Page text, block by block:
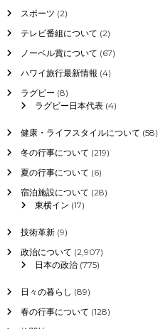
スポーツ (2)
テレビ番組について (2)
ノーベル賞について (67)
ハワイ旅行最新情報 (4)
ラグビー (8)
ラグビー日本代表(4)
健康・ライフスタイルについて (58)
冬の行事について (219)
夏の行事について (6)
宿泊施設について (28)
東横イン (17)
技術革新(9)
政治について (2,907)
日本の政治(775)
日々の暮らし (89)
春の行事について (128)